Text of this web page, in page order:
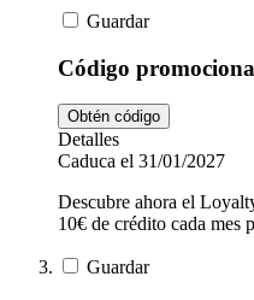
Guardar
Código
Obtén código
Detalles
Caduca el 31/01/2027
Descubre ahora el
10€ de crédito cada mes
Guardar